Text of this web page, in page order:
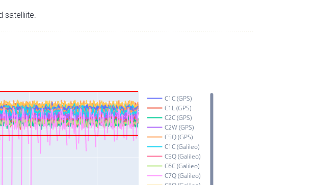
satelliite.
C1C (GPS)
C1L (GPS)
C2C (GPS)
C2W (GPS)
C5Q (GPS)
C1C (Galileo)
C5Q (Galileo)
C6C (Galileo)
C7Q (Galileo)